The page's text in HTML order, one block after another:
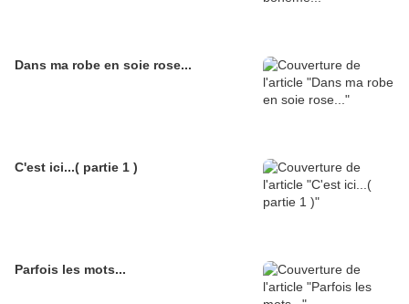
Dans ma robe en soie rose...
C'est ici...( partie 1 )
Parfois les mots...